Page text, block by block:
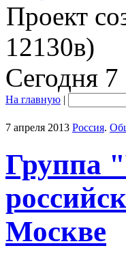
Проект
12130в)
Сегодня 7
На главную |
7 апреля 2013 Россия.
Группа
Москве